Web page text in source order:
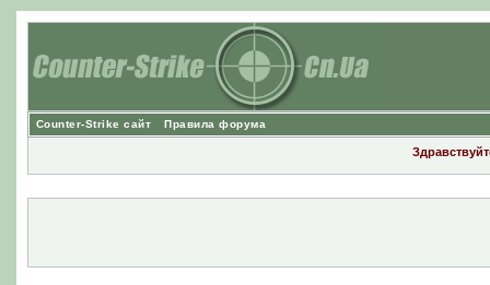
Counter-Strike сайт Правила форума